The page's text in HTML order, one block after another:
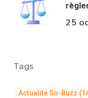
25
Tags
Actualité So-Buzz